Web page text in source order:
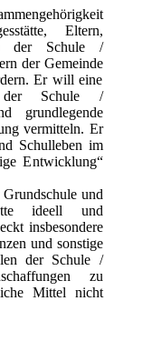
Eltern,
der Schule /
der Gemeinde
Er will eine
der Schule /
grundlegende
vermitteln. Er
Schulleben im
Entwicklung“
und
ideell und
insbesondere
und sonstige
der Schule /
zu
Mittel nicht